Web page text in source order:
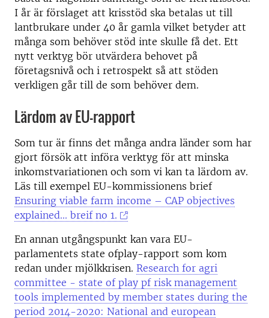
I år är förslaget att krisstöd ska betalas ut till
lantbrukare under 40 år gamla vilket betyder att
många som behöver stöd inte skulle få det. Ett
nytt verktyg bör utvärdera behovet på
företagsnivå och i retrospekt så att stöden
verkligen går till de som behöver dem.
Lärdom av EU-rapport
Som tur är finns det många andra länder som har
gjort försök att införa verktyg för att minska
inkomstvariationen och som vi kan ta lärdom av.
Läs till exempel EU-kommissionens brief
Ensuring viable farm income – CAP objectives
explained... breif no 1.
En annan utgångspunkt kan vara EU-
parlamentets state ofplay-rapport som kom
redan under mjölkkrisen. Research for agri
committee - state of play pf risk management
tools implemented by member states during the
period 2014-2020: National and european